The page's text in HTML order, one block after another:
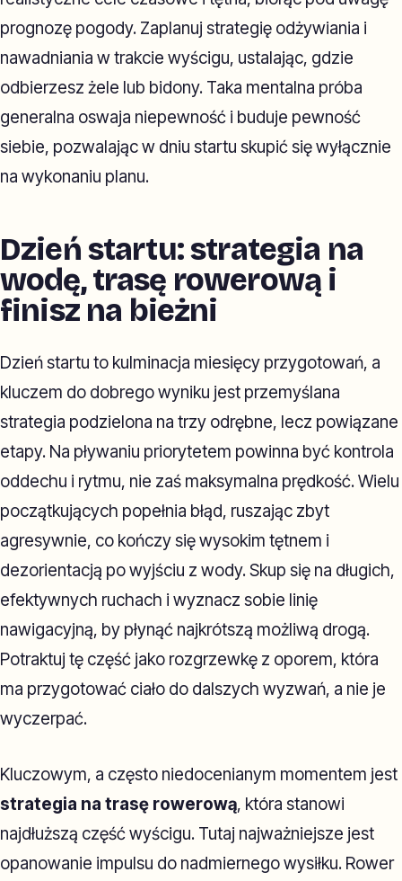
prognozę pogody. Zaplanuj strategię odżywiania i
nawadniania w trakcie wyścigu, ustalając, gdzie
odbierzesz żele lub bidony. Taka mentalna próba
generalna oswaja niepewność i buduje pewność
siebie, pozwalając w dniu startu skupić się wyłącznie
na wykonaniu planu.
Dzień startu: strategia na
wodę, trasę rowerową i
finisz na bieżni
Dzień startu to kulminacja miesięcy przygotowań, a
kluczem do dobrego wyniku jest przemyślana
strategia podzielona na trzy odrębne, lecz powiązane
etapy. Na pływaniu priorytetem powinna być kontrola
oddechu i rytmu, nie zaś maksymalna prędkość. Wielu
początkujących popełnia błąd, ruszając zbyt
agresywnie, co kończy się wysokim tętnem i
dezorientacją po wyjściu z wody. Skup się na długich,
efektywnych ruchach i wyznacz sobie linię
nawigacyjną, by płynąć najkrótszą możliwą drogą.
Potraktuj tę część jako rozgrzewkę z oporem, która
ma przygotować ciało do dalszych wyzwań, a nie je
wyczerpać.
Kluczowym, a często niedocenianym momentem jest
strategia na trasę rowerową, która stanowi
najdłuższą część wyścigu. Tutaj najważniejsze jest
opanowanie impulsu do nadmiernego wysiłku. Rower